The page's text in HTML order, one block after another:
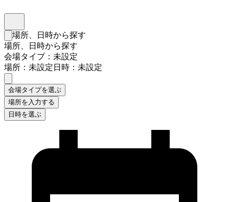
検索フォームを閉じる
場所、日時から探す
場所、日時から探す
会場タイプ：未設定
場所：未設定日時：未設定
会場タイプを選ぶ
場所を入力する
日時を選ぶ